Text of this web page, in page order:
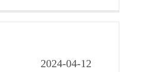
2024-04-12